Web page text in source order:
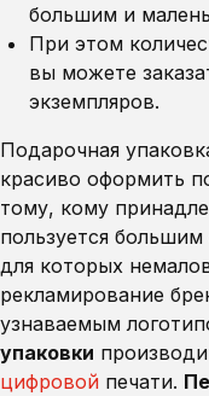
большим и
При этом
вы можете
экземпляров.
Подарочная
красиво оформить
тому, кому
пользуется
для которых
рекламирование
узнаваемым
упаковки
цифровой печати.